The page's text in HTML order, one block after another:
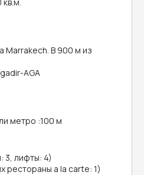
Marrakech. В 900 м из
AGA
метро :100 м
3, лифты: 4)
рестораны a la carte: 1)